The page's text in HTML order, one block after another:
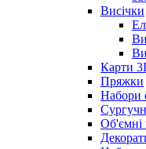
Висічки
Карти
Пряжки
Набори
Об'ємні